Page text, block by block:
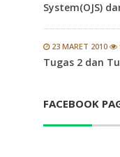
System(OJS)
23 MARET 2010
Tugas 2 dan
FACEBOOK